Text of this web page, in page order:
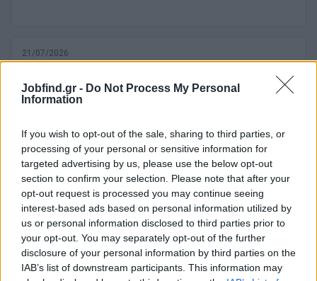
Jobfind.gr - Do Not Process My Personal
Information
If you wish to opt-out of the sale, sharing to third parties, or
processing of your personal or sensitive information for
targeted advertising by us, please use the below opt-out
section to confirm your selection. Please note that after your
opt-out request is processed you may continue seeing
interest-based ads based on personal information utilized by
us or personal information disclosed to third parties prior to
your opt-out. You may separately opt-out of the further
disclosure of your personal information by third parties on the
IAB’s list of downstream participants. This information may
21/07/2026
Πλήρης απασχόληση
21/07/2026
Υπεύθυνος Σούπερ Μάρκετ / Store Operations
Manager
ΠΑΡΟΣ
Πλήρης απασχόληση